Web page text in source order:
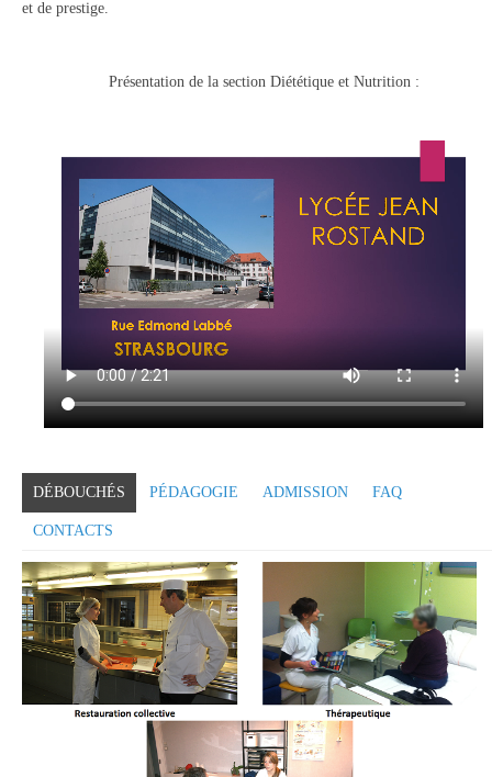
et de prestige.
Présentation de la section Diététique et Nutrition :
DÉBOUCHÉS PÉDAGOGIE ADMISSION FAQ
CONTACTS